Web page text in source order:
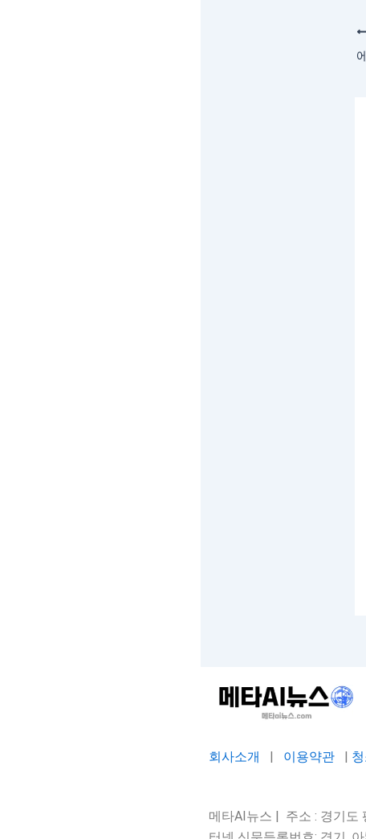
회사소개 | 이용약관 |
메타AI뉴스 | 주소 : 경기도